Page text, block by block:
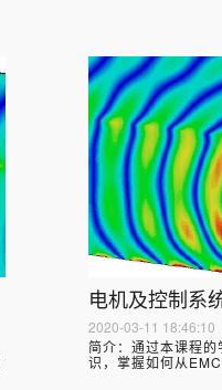
电机及控制系
2020-03-11 18:46:10
简介： 通过本课程
识，掌握如何从